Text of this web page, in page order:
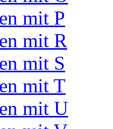
mit P
mit R
mit S
mit T
mit U